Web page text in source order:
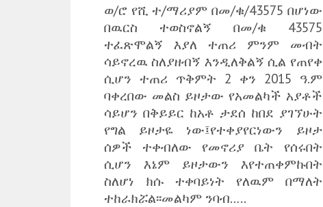
ወ/ሮ የሺ ተ/ማሪያም በመ/ቁ/43575 በሆነው
በዉርስ ተወስኖልኝ በመ/ቁ 43575
ተፈጽሞልኝ እያለ ተጠሪ ምንም መብት
ሳይኖረዉ ስለያዘብኝ እንዲለቅልኝ ሲል የጠየቀ
ሲሆን ተጠሪ ጥቅምት 2 ቀን 2015 ዓ.ም
ባቀረበው መልስ ይዞታው የአመልካች አያቶች
ሳይሆን በቅይይር ከአቶ ታደሰ ከበደ ያገኘሁት
የግል ይዞታዬ ነው፤የተቀያየርነውን ይዞታ
ሰዎች ተቀብለው የመኖሪያ ቤት የሰሩበት
ሲሆን እኔም ይዞታውን እየተጠቀምኩበት
ስለሆነ ክሱ ተቀባይነት የለዉም በማለት
ተከራክሯል፡፡መልካም ንባብ…..